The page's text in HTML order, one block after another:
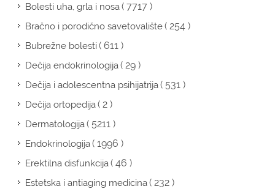
Bolesti uha, grla i nosa( 7717 )
Bračno i porodično savetovalište( 254 )
Bubrežne bolesti( 611 )
Dečija endokrinologija( 29 )
Dečija i adolescentna psihijatrija( 531 )
Dečija ortopedija( 2 )
Dermatologija( 5211 )
Endokrinologija( 1996 )
Erektilna disfunkcija( 46 )
Estetska i antiaging medicina( 232 )